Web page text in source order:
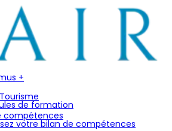
+
de formation
compétences
votre bilan de compétences